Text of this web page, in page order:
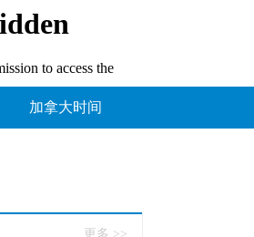
加拿大时间
更多 >>